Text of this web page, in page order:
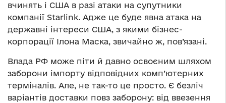
вчинять і США в разі атаки на супутники
компанії Starlink. Адже це буде явна атака на
державні інтереси США, з якими бізнес-
корпорації Ілона Маска, звичайно ж, пов’язані.
Влада РФ може піти й давно освоєним шляхом
заборони імпорту відповідних комп’ютерних
терміналів. Але, не так-то це просто. Є безліч
варіантів доставки повз заборону: від ввезення